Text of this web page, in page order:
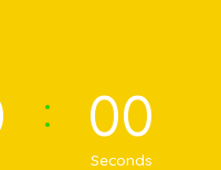
00
Seconds